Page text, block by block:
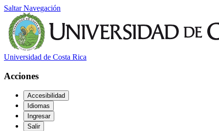
Saltar Navegación
Universidad de Costa Rica
Acciones
Accesibilidad
Idiomas
Ingresar
Salir